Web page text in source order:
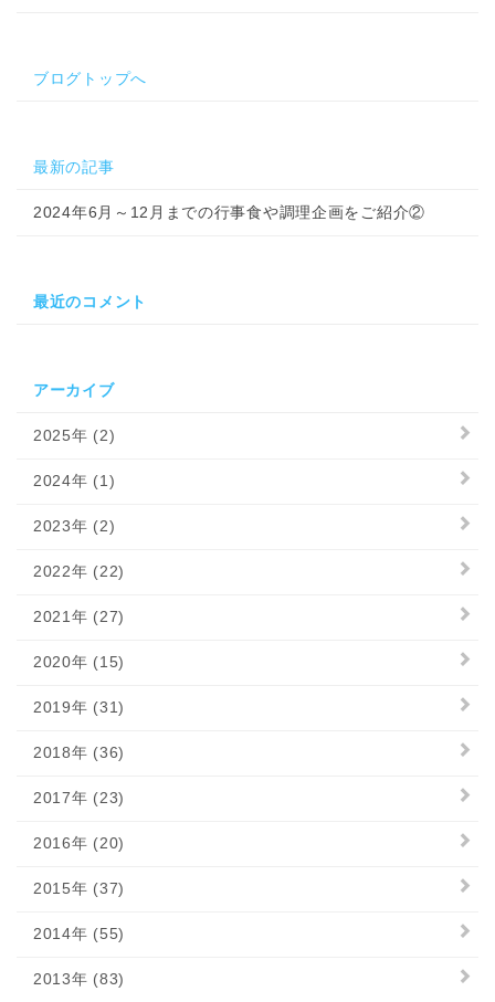
ブログトップへ
最新の記事
2024年6月～12月までの行事食や調理企画をご紹介②
最近のコメント
アーカイブ
2025年 (2)
2024年 (1)
2023年 (2)
2022年 (22)
2021年 (27)
2020年 (15)
2019年 (31)
2018年 (36)
2017年 (23)
2016年 (20)
2015年 (37)
2014年 (55)
2013年 (83)